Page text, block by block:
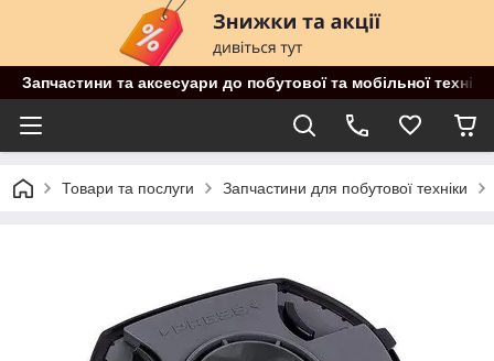
Запчастини та аксесуари до побутової та мобільної
Товари та послуги Запчастини для побутової техніки